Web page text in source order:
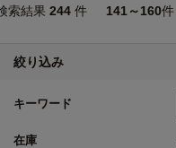
索結果 244 件 141～160件
絞り込み
キーワード
在庫